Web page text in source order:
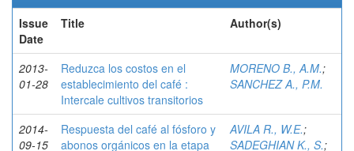
Issue
Date
Title Author(s)
2013-
01-28
Reduzca los costos en el
establecimiento del café :
Intercale cultivos transitorios
MORENO B., A.M.;
SANCHEZ A., P.M.
2014-
09-15
Respuesta del café al fósforo y
abonos orgánicos en la etapa
AVILA R., W.E.;
SADEGHIAN K., S.;